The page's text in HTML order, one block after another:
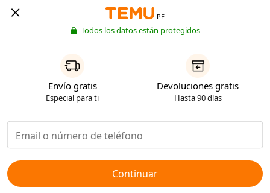
PE
Todos los datos están protegidos
Envío gratis
Especial para ti
Devoluciones gratis
Hasta 90 días
Continuar